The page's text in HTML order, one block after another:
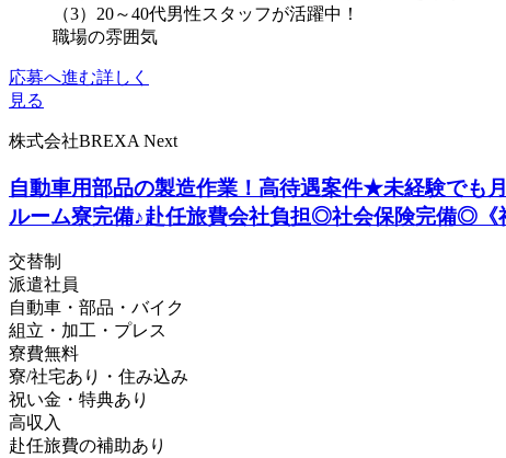
（3）20～40代男性スタッフが活躍中！
職場の雰囲気
応募へ進む詳しく
見る
株式会社BREXA Next
自動車用部品の製造作業！高待遇案件★未経験でも
ルーム寮完備♪赴任旅費会社負担◎社会保険完備◎《
交替制
派遣社員
自動車・部品・バイク
組立・加工・プレス
寮費無料
寮/社宅あり・住み込み
祝い金・特典あり
高収入
赴任旅費の補助あり